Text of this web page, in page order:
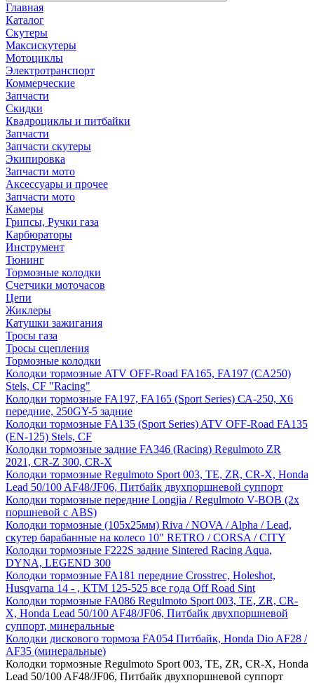
Главная
Каталог
Скутеры
Максискутеры
Мотоциклы
Электротранспорт
Коммерческие
Запчасти
Скидки
Квадроциклы и питбайки
Запчасти
Запчасти скутеры
Экипировка
Запчасти мото
Аксессуары и прочее
Запчасти мото
Камеры
Грипсы, Ручки газа
Карбюраторы
Инструмент
Тюнинг
Тормозные колодки
Счетчики моточасов
Цепи
Жиклеры
Катушки зажигания
Тросы газа
Тросы сцепления
Тормозные колодки
Колодки тормозные ATV OFF-Road FA165, FA197 (CA250)
Stels, CF "Racing"
Колодки тормозные FA197, FA165 (Sport Series) СА-250, X6
передние, 250GY-5 задние
Колодки тормозные FA135 (Sport Series) ATV OFF-Road FA135
(EN-125) Stels, CF
Колодки тормозные задние FA346 (Racing) Regulmoto ZR
2021, CR-Z 300, CR-X
Колодки тормозные Regulmoto Sport 003, TE, ZR, CR-X, Honda
Lead 50/100 AF48/JF06, Питбайк двухпоршневой суппорт
Колодки тормозные передние Longjia / Regulmoto V-BOB (2х
поршневой с ABS)
Колодки тормозные (105х25мм) Riva / NOVA / Alpha / Lead,
скутер барабанные на колесо 10" RETRO / CORSA / CITY
Колодки тормозные F222S задние Sintered Racing Aqua,
DYNA, LEGEND 300
Колодки тормозные FA181 передние Crosstrec, Holeshot,
Husqvarna 14 - , KTM 125-525 все года Off Road Sint
Колодки тормозные FA086 Regulmoto Sport 003, TE, ZR, CR-
X, Honda Lead 50/100 AF48/JF06, Питбайк двухпоршневой
суппорт, минеральные
Колодки дискового тормоза FA054 Питбайк, Honda Dio AF28 /
AF35 (минеральные)
Колодки тормозные Regulmoto Sport 003, TE, ZR, CR-X, Honda
Lead 50/100 AF48/JF06, Питбайк двухпоршневой суппорт